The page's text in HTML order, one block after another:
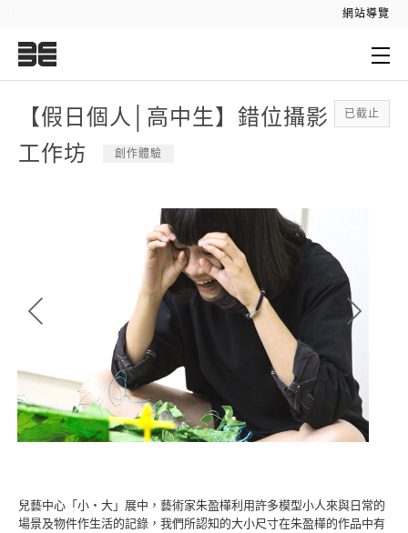
網站導覽
已截止
【假日個人│高中生】錯位攝影
工作坊
創作體驗
兒藝中心「小‧大」展中，藝術家朱盈樺利用許多模型小人來與日常的
場景及物件作生活的記錄，我們所認知的大小尺寸在朱盈樺的作品中有